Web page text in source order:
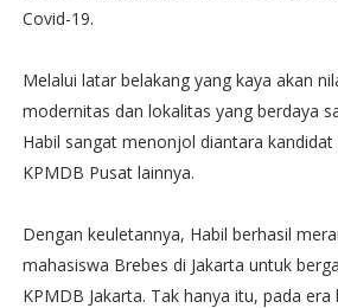
Covid-19.
Melalui latar belakang yang kaya akan
modernitas dan lokalitas yang berdaya
Habil sangat menonjol diantara
KPMDB Pusat lainnya.
Dengan keuletannya, Habil berhasil
mahasiswa Brebes di Jakarta untuk
KPMDB Jakarta. Tak hanya itu, pada